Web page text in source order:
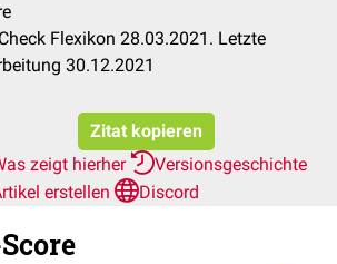
Flexikon 28.03.2021. Letzte
30.12.2021
Zitat kopieren
zeigt hierher
Versionsgeschichte
erstellen
Discord